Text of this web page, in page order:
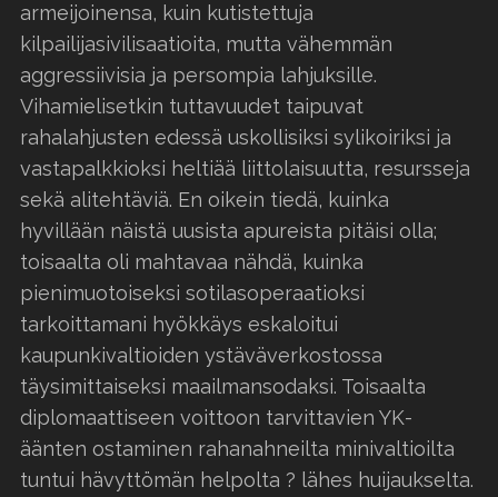
armeijoinensa, kuin kutistettuja
kilpailijasivilisaatioita, mutta vähemmän
aggressiivisia ja persompia lahjuksille.
Vihamielisetkin tuttavuudet taipuvat
rahalahjusten edessä uskollisiksi sylikoiriksi ja
vastapalkkioksi heltiää liittolaisuutta, resursseja
sekä alitehtäviä. En oikein tiedä, kuinka
hyvillään näistä uusista apureista pitäisi olla;
toisaalta oli mahtavaa nähdä, kuinka
pienimuotoiseksi sotilasoperaatioksi
tarkoittamani hyökkäys eskaloitui
kaupunkivaltioiden ystäväverkostossa
täysimittaiseksi maailmansodaksi. Toisaalta
diplomaattiseen voittoon tarvittavien YK-
äänten ostaminen rahanahneilta minivaltioilta
tuntui hävyttömän helpolta ? lähes huijaukselta.